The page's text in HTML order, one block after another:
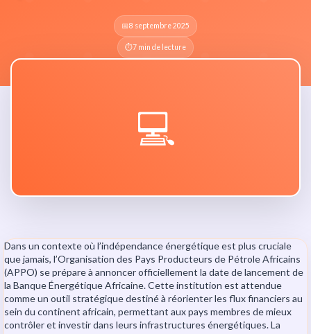
📅8 septembre 2025
⏱️7 min de lecture
💻
Dans un contexte où l’indépendance énergétique est plus cruciale
que jamais, l’Organisation des Pays Producteurs de Pétrole Africains
(APPO) se prépare à annoncer officiellement la date de lancement de
la Banque Énergétique Africaine. Cette institution est attendue
comme un outil stratégique destiné à réorienter les flux financiers au
sein du continent africain, permettant aux pays membres de mieux
contrôler et investir dans leurs infrastructures énergétiques. La